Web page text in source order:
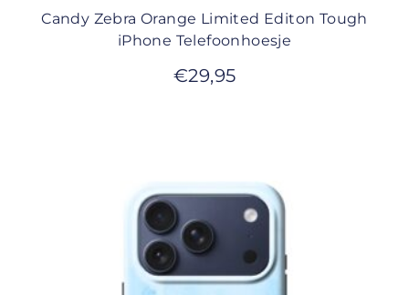
Candy Zebra Orange Limited Editon Tough
iPhone Telefoonhoesje
€29,95